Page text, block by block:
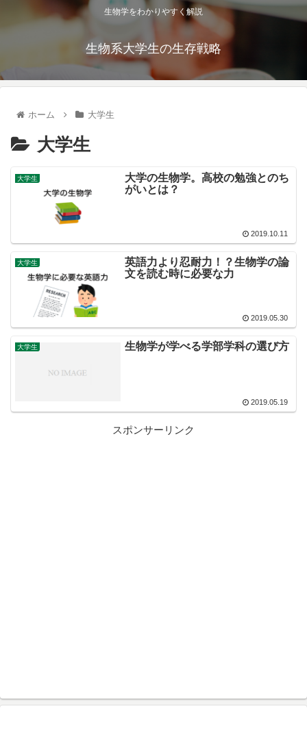
生物学をわかりやすく解説
生物系大学生の生存戦略
ホーム 大学生
大学生
大学生
大学の生物学。高校の勉強とのち
がいとは？
2019.10.11
大学生
英語力より忍耐力！？生物学の論
文を読む時に必要な力
2019.05.30
大学生 生物学が学べる学部学科の選び方
2019.05.19
スポンサーリンク